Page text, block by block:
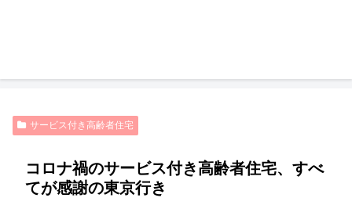
サービス付き高齢者住宅
コロナ禍のサービス付き高齢者住宅、すべ
てが感謝の東京行き